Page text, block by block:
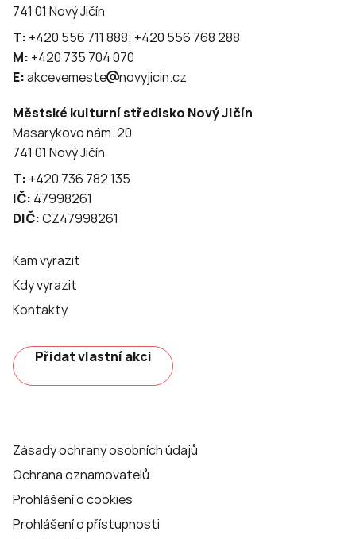
741 01 Nový Jičín
T: +420 556 711 888; +420 556 768 288
M: +420 735 704 070
E:akcevemeste novyjicin.cz
Městské kulturní středisko Nový Jičín
Masarykovo nám. 20
741 01 Nový Jičín
T: +420 736 782 135
IČ: 47998261
DIČ:CZ47998261
Kam vyrazit
Kdy vyrazit
Kontakty
Přidat vlastní akci
Zásady ochrany osobních údajů
Ochrana oznamovatelů
Prohlášení o cookies
Prohlášení o přístupnosti